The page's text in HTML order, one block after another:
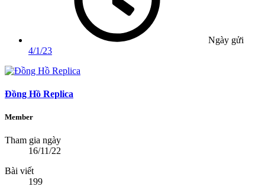
Ngày gửi
4/1/23
Đồng Hồ Replica
Member
Tham gia ngày
16/11/22
Bài viết
199